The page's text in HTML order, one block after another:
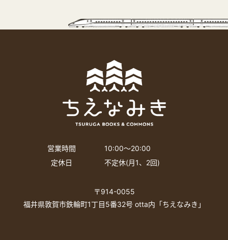
営業時間
10:00〜20:00
定休日
不定休(月1、2回)
〒914-0055
福井県敦賀市鉄輪町1丁目5番32号 otta内「ちえなみき」